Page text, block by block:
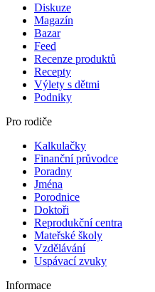
Diskuze
Magazín
Bazar
Feed
Recenze produktů
Recepty
Výlety s dětmi
Podniky
Pro rodiče
Kalkulačky
Finanční průvodce
Poradny
Jména
Porodnice
Doktoři
Reprodukční centra
Mateřské školy
Vzdělávání
Uspávací zvuky
Informace